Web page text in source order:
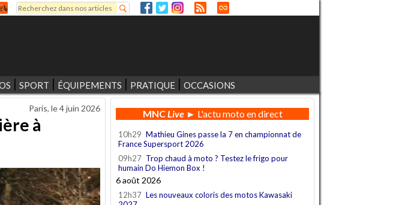
Formulaire de recherche
Rechercher
SPORT ÉQUIPEMENTS PRATIQUE OCCASIONS
Paris, le4 juin 2026
à
MNCLive► L'actu moto en direct
10h29 Mathieu Gines passe la 7 en championnat de
France Supersport 2026
09h27 Trop chaud à moto ? Testez le frigo pour
humain Do Hiemon Box !
6 août 2026
12h37 Les nouveaux coloris des motos Kawasaki